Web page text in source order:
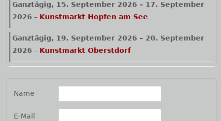
Ganztägig, 15. September 2026 – 17. September
2026 – Kunstmarkt Hopfen am See
Ganztägig, 19. September 2026 – 20. September
2026 – Kunstmarkt Oberstdorf
Name
E-Mail